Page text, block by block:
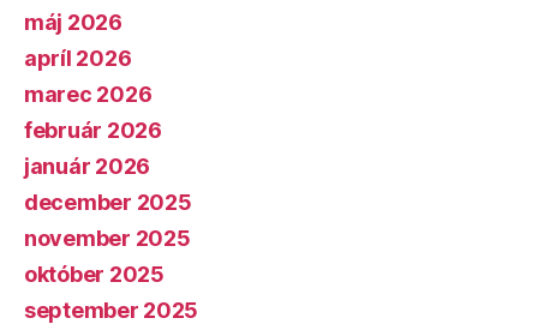
máj 2026
apríl 2026
marec 2026
február 2026
január 2026
december 2025
november 2025
október 2025
september 2025